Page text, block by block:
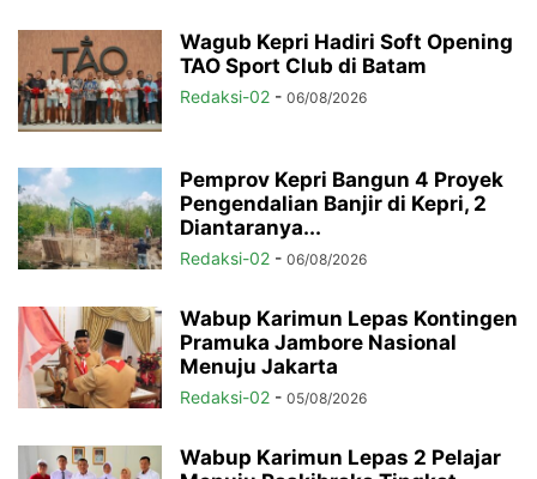
Wagub Kepri Hadiri Soft Opening
TAO Sport Club di Batam
Redaksi-02 - 06/08/2026
Pemprov Kepri Bangun 4 Proyek
Pengendalian Banjir di Kepri, 2
Diantaranya...
Redaksi-02 - 06/08/2026
Wabup Karimun Lepas Kontingen
Pramuka Jambore Nasional
Menuju Jakarta
Redaksi-02 - 05/08/2026
Wabup Karimun Lepas 2 Pelajar